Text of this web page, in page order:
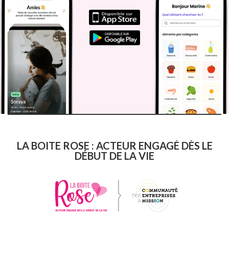
LA BOITE ROSE : ACTEUR ENGAGÉ DÈS LE
DÉBUT DE LA VIE